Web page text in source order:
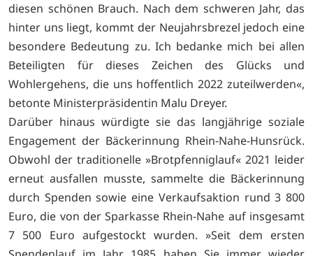
diesen schönen Brauch. Nach dem schweren Jahr, das
hinter uns liegt, kommt der Neujahrsbrezel jedoch eine
besondere Bedeutung zu. Ich bedanke mich bei allen
Beteiligten für dieses Zeichen des Glücks und
Wohlergehens, die uns hoffentlich 2022 zuteilwerden«,
betonte Ministerpräsidentin Malu Dreyer.
Darüber hinaus würdigte sie das langjährige soziale
Engagement der Bäckerinnung Rhein-Nahe-Hunsrück.
Obwohl der traditionelle »Brotpfenniglauf« 2021 leider
erneut ausfallen musste, sammelte die Bäckerinnung
durch Spenden sowie eine Verkaufsaktion rund 3 800
Euro, die von der Sparkasse Rhein-Nahe auf insgesamt
7 500 Euro aufgestockt wurden. »Seit dem ersten